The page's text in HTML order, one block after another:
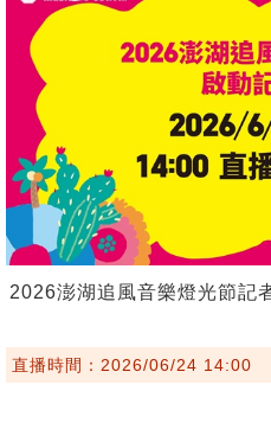
2026澎湖追風音樂燈光節記
直播時間：2026/06/24 14:00